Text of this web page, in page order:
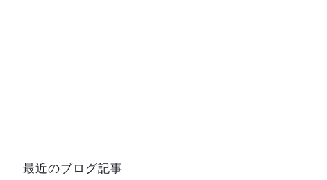
最近のブログ記事